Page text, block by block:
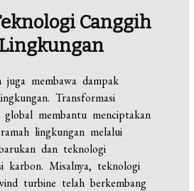
Canggih
juga membawa dampak
Transformasi
membantu menciptakan
lingkungan melalui
dan teknologi
karbon. Misalnya, teknologi
turbine telah berkembang